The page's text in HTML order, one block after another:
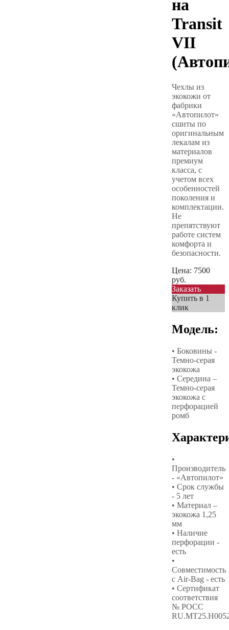
на
Transit
VII
Чехлы из
экокожи от
фабрики
«Автопилот»
сшиты по
оригинальным
лекалам из
материалов
премиум
класса, с
учетом всех
особенностей
поколения и
комплектации.
Не
препятствуют
работе систем
комфорта и
безопасности.
Цена: 7500
руб.
Заказать
Купить в 1
клик
Модель:
• Боковины -
Темно-серая
экокожа
• Середина –
Темно-серая
экокожа с
перфорацией
ромб
•
Производитель
- «Автопилот»
• Срок службы
- 5 лет
• Материал –
экокожа 1,25
мм
• Наличие
перфорации -
есть
•
Совместимость
с Air-Bag - есть
• Сертификат
соответствия
№ РОСС